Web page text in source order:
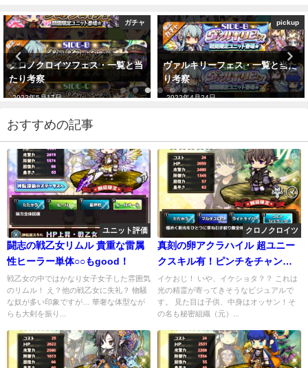
ガチャ
クロノクロイツフェス・一覧と当
たり考察
2022年5月17日
pickup
ヴァルキリーフェス・一覧と当た
り考察
2022年4月24日
おすすめの記事
ユニット評価
闘志の戦乙女リムル 貴重な雷属
性ヒーラー単体○○もgood！
戦乙女の中ではかなり女子女子した雰囲気
のリムル！ え？他の戦乙女に失礼？ 物騒
な奴が多い印象ですが… 華奢な体型なが
らも大剣を振り...
クロノクロイツ
真刻の卵アクラハイル 超ユニー
クスキル有！ピンチをチャンス
に変えるかも？
イケおじ！ いや、イケショタ？？ これは
光の精霊が寄ってきそうなビジュアルで
す。 見た目は子供、中身はオッサン！そ
の名も秘密組織（元）...